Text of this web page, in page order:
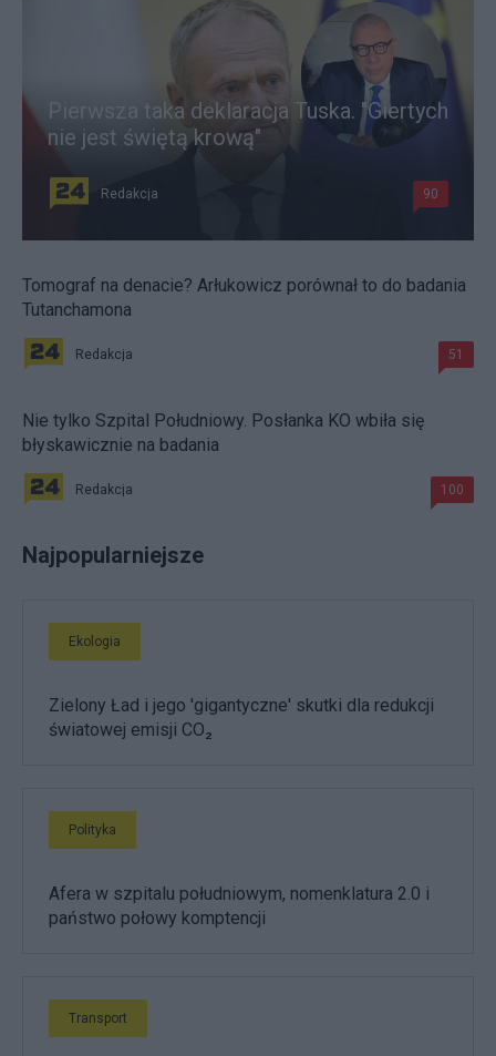
Pierwsza taka deklaracja Tuska. "Giertych
nie jest świętą krową"
Redakcja 90
Tomograf na denacie? Arłukowicz porównał to do badania
Tutanchamona
Redakcja 51
Nie tylko Szpital Południowy. Posłanka KO wbiła się
błyskawicznie na badania
Redakcja 100
Najpopularniejsze
Ekologia
Zielony Ład i jego 'gigantyczne' skutki dla redukcji
światowej emisji CO₂
Polityka
Afera w szpitalu południowym, nomenklatura 2.0 i
państwo połowy komptencji
Transport